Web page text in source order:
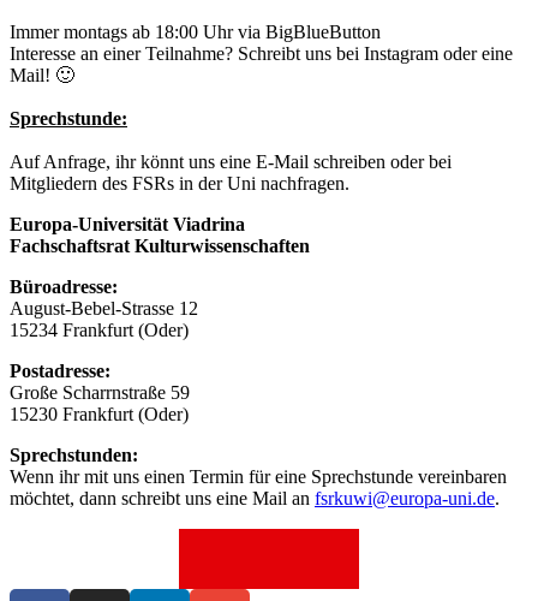
Immer montags ab 18:00 Uhr via BigBlueButton
Interesse an einer Teilnahme? Schreibt uns bei Instagram oder eine
Mail! 🙂
Sprechstunde:
Auf Anfrage, ihr könnt uns eine E-Mail schreiben oder bei
Mitgliedern des FSRs in der Uni nachfragen.
Europa-Universität Viadrina
Fachschaftsrat Kulturwissenschaften
Büroadresse:
August-Bebel-Strasse 12
15234 Frankfurt (Oder)
Postadresse:
Große Scharrnstraße 59
15230 Frankfurt (Oder)
Sprechstunden:
Wenn ihr mit uns einen Termin für eine Sprechstunde vereinbaren
möchtet, dann schreibt uns eine Mail an fsrkuwi@europa-uni.de.